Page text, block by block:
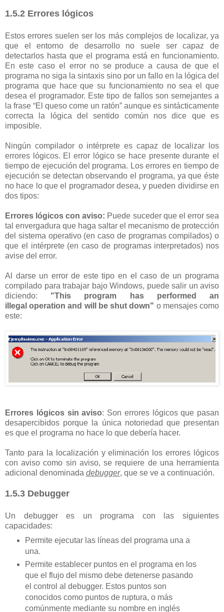
1.5.2 Errores lógicos
Estos errores suelen ser los más complejos de localizar, ya
que el entorno de desarrollo no suele ser capaz de
detectarlos hasta que el programa está en funcionamiento.
En este caso el error no se produce a causa de que el
programa no siga la sintaxis sino por un fallo en la lógica del
programa que hace que su funcionamiento no sea el que
desea el programador. Este tipo de fallos son semejantes a
la frase “El queso come un ratón” aunque es sintácticamente
correcta la lógica del sentido común nos dice que es
imposible.
Ningún compilador o intérprete es capaz de localizar los
errores lógicos. El error lógico se hace presente durante el
tiempo de ejecución del programa. Los errores en tiempo de
ejecución se detectan observando el programa, ya que éste
no hace lo que el programador desea, y pueden dividirse en
dos tipos:
Errores lógicos con aviso: Puede suceder que el error sea
tal envergadura que haga saltar el mecanismo de protección
del sistema operativo (en caso de programas compilados) o
que el intérprete (en caso de programas interpretados) nos
avise del error.
Al darse un error de este tipo en el caso de un programa
compilado para trabajar bajo Windows, puede salir un aviso
diciendo: "This program has performed an
illegaloperation and will be shut down" o mensajes como
este:
Errores lógicos sin aviso: Son errores lógicos que pasan
desapercibidos porque la única notoriedad que presentan
es que el programa no hace lo que debería hacer.
Tanto para la localización y eliminación los errores lógicos
con aviso como sin aviso, se requiere de una herramienta
adicional denominada debugger, que se ve a continuación.
1.5.3 Debugger
Un debugger es un programa con las siguientes
capacidades:
Permite ejecutar las líneas del programa una a
una.
Permite establecer puntos en el programa en los
que el flujo del mismo debe detenerse pasando
el control al debugger. Estos puntos son
conocidos como puntos de ruptura, o más
comúnmente mediante su nombre en inglés